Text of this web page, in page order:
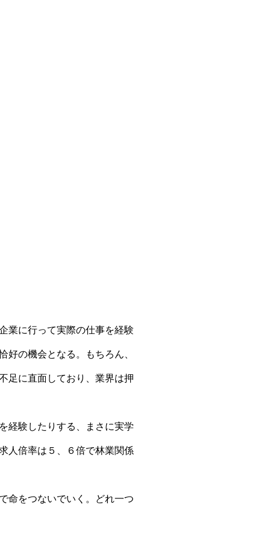
業に行って実際の仕事を経験
の機会となる。もちろん、
足に直面しており、業界は押
経験したりする、まさに実学
人倍率は５、６倍で林業関係
命をつないでいく。どれ一つ